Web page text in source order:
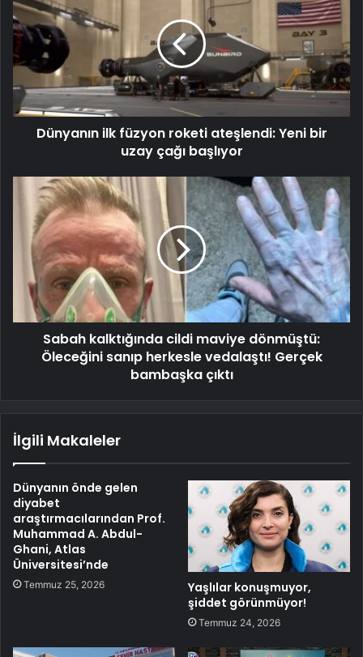
Dünyanın ilk füzyon roketi ateşlendi: Yeni bir
uzay çağı başlıyor
Sabah kalktığında cildi maviye dönmüştü:
Öleceğini sanıp herkesle vedalaştı! Gerçek
bambaşka çıktı
İlgili Makaleler
Dünyanın önde gelen
diyabet
araştırmacılarından Prof.
Muhammad A. Abdul-
Ghani, Atlas
Üniversitesi’nde
Temmuz 25, 2026
Yaşlılar konuşmuyor,
şiddet görünmüyor!
Temmuz 24, 2026